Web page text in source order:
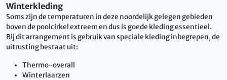
Winterkleding
Soms zijn de temperaturen in deze noordelijk gelegen gebieden
boven de poolcirkel extreem en dus is goede kleding essentieel.
Bij dit arrangement is gebruik van speciale kleding inbegrepen, de
uitrusting bestaat uit:
Thermo-overall
Winterlaarzen